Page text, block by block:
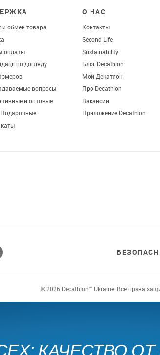
и обмен товара
оплаты
по догляду
вопросы
и оптовые
О НАС
Контакты
Second Life
Sustainability
Блог Decathlon
Мой Декатлон
Про Decathlon
Вакансии
Приложение Decathlon
© 2026 Decathlon™ Ukraine. Все права
КАЧЕСТВО